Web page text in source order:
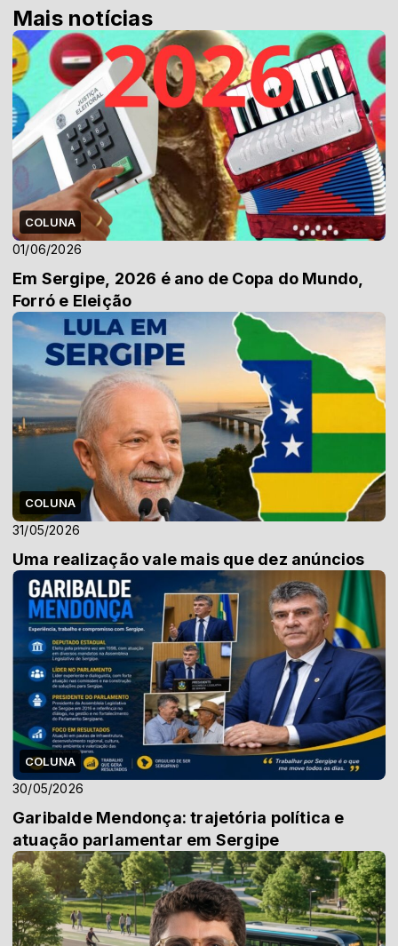
Mais notícias
COLUNA
01/06/2026
Em Sergipe, 2026 é ano de Copa do Mundo,
Forró e Eleição
COLUNA
31/05/2026
Uma realização vale mais que dez anúncios
COLUNA
30/05/2026
Garibalde Mendonça: trajetória política e
atuação parlamentar em Sergipe